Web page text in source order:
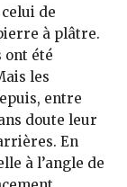
de
à plâtre.
ont été
les
entre
doute leur
En
à l’angle de